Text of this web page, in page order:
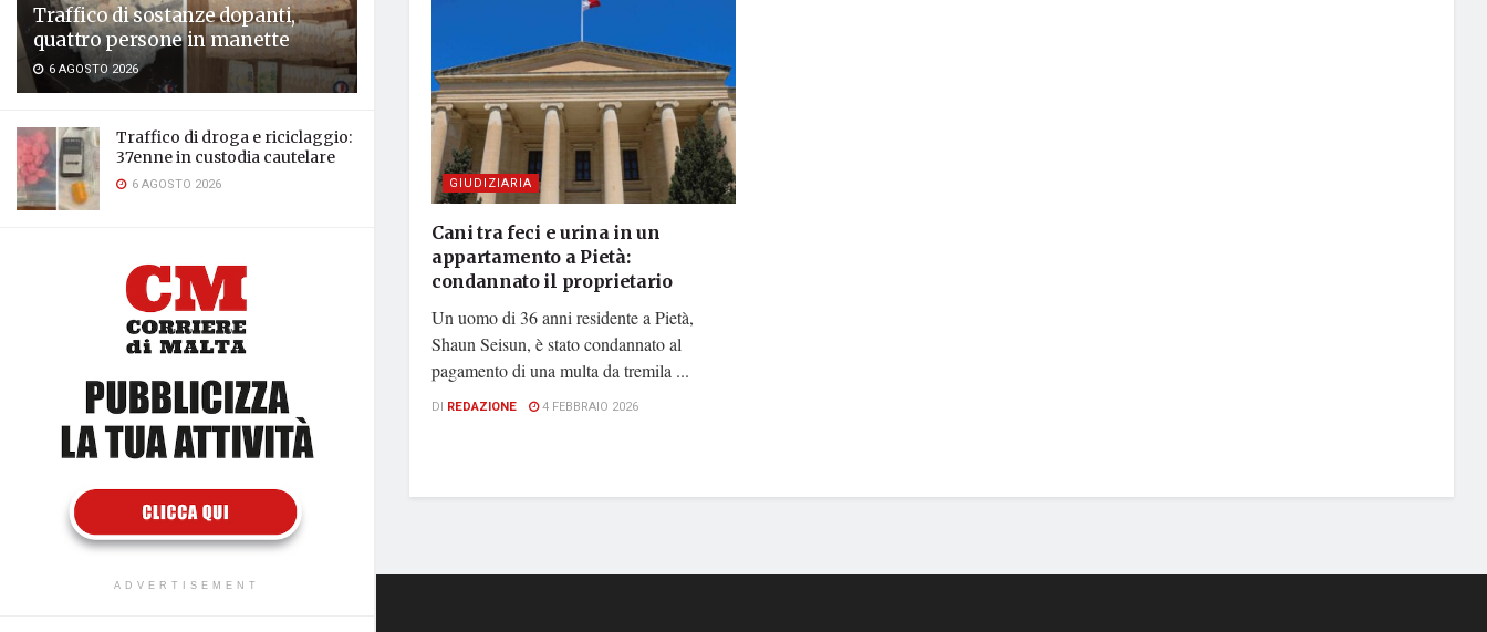
Traffico di sostanze dopanti,
quattro persone in manette
6 AGOSTO 2026
Traffico di droga e riciclaggio:
37enne in custodia cautelare
6 AGOSTO 2026
ADVERTISEMENT
GIUDIZIARIA
Cani tra feci e urina in un
appartamento a Pietà:
condannato il proprietario
Un uomo di 36 anni residente a Pietà,
Shaun Seisun, è stato condannato al
pagamento di una multa da tremila ...
DI REDAZIONE 4 FEBBRAIO 2026